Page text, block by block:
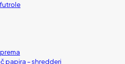
papira – shredderi